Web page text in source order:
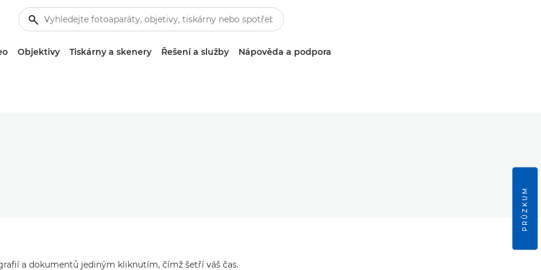
Objektivy Tiskárny a skenery Řešení a služby Nápověda a podpora
a dokumentů jediným kliknutím, čímž šetří váš čas.
PRŮZKUM